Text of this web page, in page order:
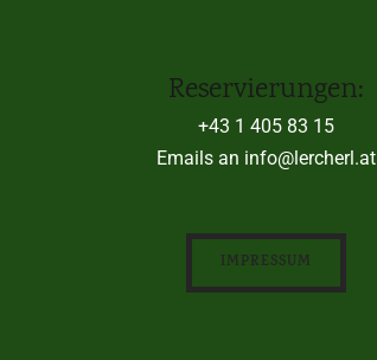
Reservierungen:
+43 1 405 83 15
Emails an info@lercherl.at
IMPRESSUM